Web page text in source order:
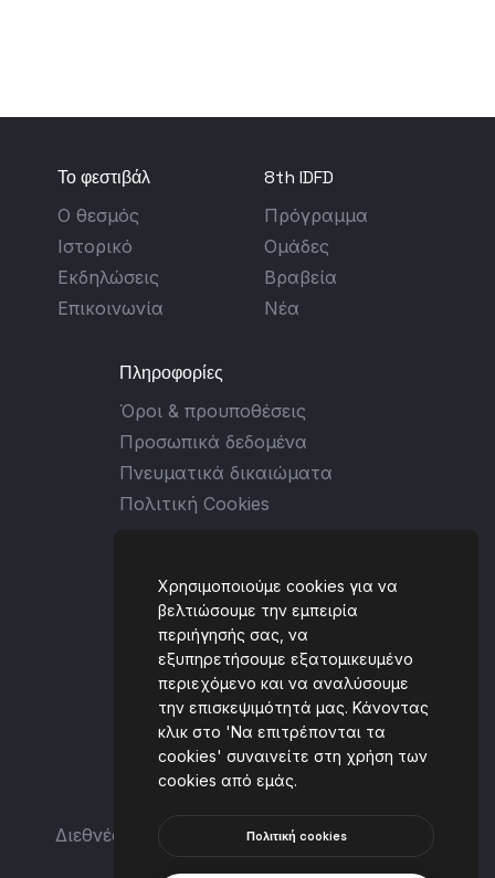
Χρησιμοποιούμε cookies για να
βελτιώσουμε την εμπειρία
περιήγησής σας, να
εξυπηρετήσουμε εξατομικευμένο
περιεχόμενο και να αναλύσουμε
την επισκεψιμότητά μας. Κάνοντας
κλικ στο 'Να επιτρέπονται τα
cookies' συναινείτε στη χρήση των
cookies από εμάς.
Πoλιτική cookies
Διεθνές Φεστιβάλ Χορού Αναπηρίας και Μη
Το φεστιβάλ
Ο θεσμός
Ιστορικό
Εκδηλώσεις
Επικοινωνία
8th IDFD
Πρόγραμμα
Ομάδες
Βραβεία
Νέα
Πληροφορίες
Όροι & προυποθέσεις
Προσωπικά δεδομένα
Πνευματικά δικαιώματα
Πολιτική Cookies
Ταλιαδούρου 2, 431 00,
Καρδίτσα, GREECE
(+30) 6930 434059
[email protected]